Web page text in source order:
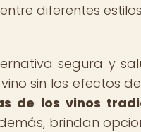
diferentes
segura y
sin los efectos
de los vinos
brindan